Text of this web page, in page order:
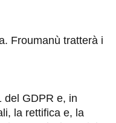
Froumanù tratterà i
del GDPR e, in
la rettifica e, la